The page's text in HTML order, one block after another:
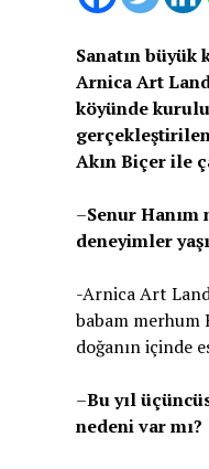
Sanatın büyük
Arnica Art
köyünde
Akın Biçer ile
–Senur
deneyimler
-Arnica Art Land
babam merhum
doğanın içinde
–Bu yıl
nedeni var mı?